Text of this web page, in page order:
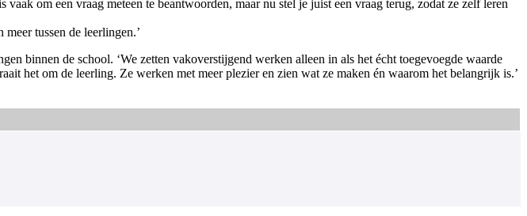
om een vraag meteen te beantwoorden, maar nu stel je juist een vraag terug, zodat ze zelf leren
tussen de leerlingen.’
binnen de school. ‘We zetten vakoverstijgend werken alleen in als het écht toegevoegde waarde
het om de leerling. Ze werken met meer plezier en zien wat ze maken én waarom het belangrijk is.’